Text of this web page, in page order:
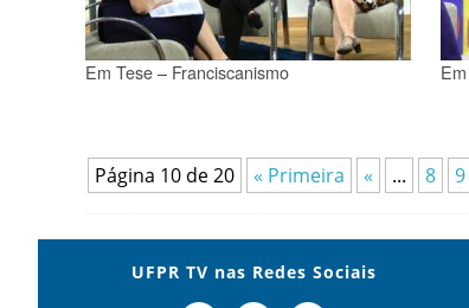
Em Tese – Franciscanismo
Página 10 de 20 « Primeira « ... 8 9
UFPR TV nas Redes Sociais